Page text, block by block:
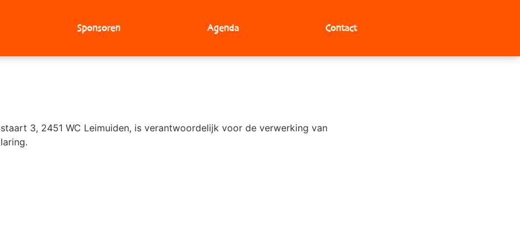
Sponsoren Agenda Contact
3, 2451 WC Leimuiden, is verantwoordelijk voor de verwerking van